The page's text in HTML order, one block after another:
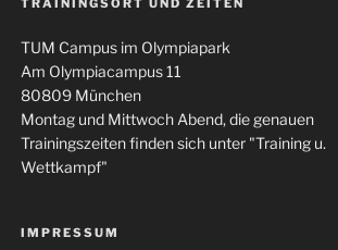
TUM Campus im Olympiapark
Am Olympiacampus 11
80809 München
Montag und Mittwoch Abend, die genauen
Trainingszeiten finden sich unter "Training u.
Wettkampf"
IMPRESSUM